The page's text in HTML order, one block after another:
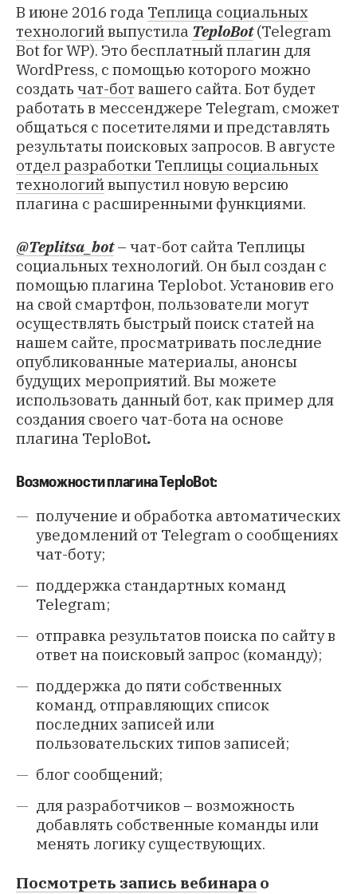
В июне 2016 года Теплица социальных
технологийвыпустила TeploBot(Telegram
Bot for WP). Это бесплатный плагин для
WordPress, с помощью которого можно
создать чат-бот вашего сайта. Бот будет
работать в мессенджере Telegram, сможет
общаться с посетителями и представлять
результаты поисковых запросов. В августе
отдел разработки Теплицы социальных
технологийвыпустил новую версию
плагина с расширенными функциями.
@Teplitsa_bot– чат-бот сайта Теплицы
социальных технологий. Он был создан с
помощью плагина Teplobot. Установив его
на свой смартфон, пользователи могут
осуществлять быстрый поиск статей на
нашем сайте, просматривать последние
опубликованные материалы, анонсы
будущих мероприятий. Вы можете
использовать данный бот, как пример для
создания своего чат-бота на основе
плагина TeploBot.
Возможности плагина TeploBot:
получение и обработка автоматических
уведомлений от Telegram о сообщениях
чат-боту;
поддержка стандартных команд
Telegram;
отправка результатов поиска по сайту в
ответ на поисковый запрос (команду);
поддержка до пяти собственных
команд, отправляющих список
последних записей или
пользовательских типов записей;
блог сообщений;
для разработчиков – возможность
добавлять собственные команды или
менять логику существующих.
Посмотреть запись вебинара о